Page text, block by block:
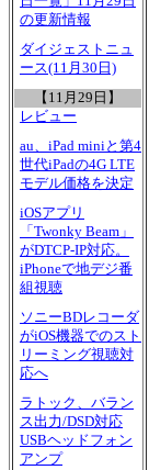
の更新情報
ダイジェストニュ
ース(11月30日)
【11月29日】
レビュー
au、iPad miniと第4
世代iPadの4G LTE
モデル価格を決定
iOSアプリ
「Twonky Beam」
がDTCP-IP対応。
iPhoneで地デジ番
組視聴
ソニーBDレコーダ
がiOS機器でのスト
リーミング視聴対
応へ
ラトック、バラン
ス出力/DSD対応
USBヘッドフォン
アンプ